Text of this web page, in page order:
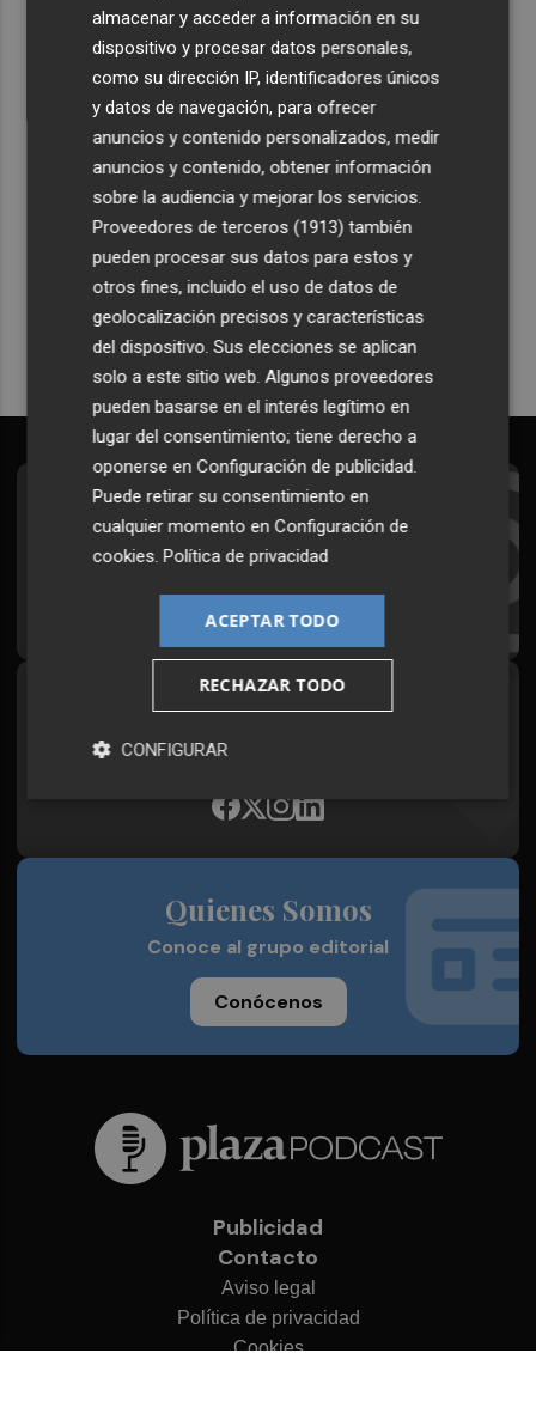
Kiat Lim preside por primera vez un partido en Mestalla
Recibe toda la actualidad de
Plaza Podcast en tu correo
Quiero suscribirme
Suscríbete al Boletín
Todos los días a primera hora en tu email
Síguenos en redes
Plaza Podcast, desde cualquier medio
Quienes Somos
Conoce al grupo editorial
Conócenos
Publicidad
Contacto
Aviso legal
Política de privacidad
Cookies
almacenar y acceder a información en su
dispositivo y procesar datos personales,
como su dirección IP, identificadores únicos
y datos de navegación, para ofrecer
anuncios y contenido personalizados, medir
anuncios y contenido, obtener información
sobre la audiencia y mejorar los servicios.
Proveedores de terceros (1913) también
pueden procesar sus datos para estos y
otros fines, incluido el uso de datos de
geolocalización precisos y características
del dispositivo. Sus elecciones se aplican
solo a este sitio web. Algunos proveedores
pueden basarse en el interés legítimo en
lugar del consentimiento; tiene derecho a
oponerse enConfiguración de publicidad.
Puede retirar su consentimiento en
cualquier momento enConfiguración de
cookies.Política de privacidad
ACEPTAR TODO
RECHAZAR TODO
CONFIGURAR